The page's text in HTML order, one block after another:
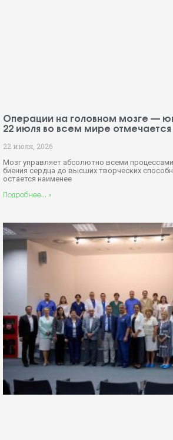
Операции на головном мозге —
22 июля во всем мире отмечается
22 июля, 2026
Мозг управляет абсолютно всеми
биения сердца до высших творческих
остается наименее
Подробнее... »